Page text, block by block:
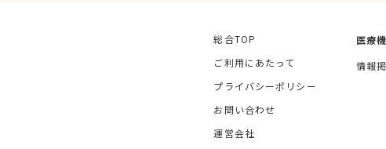
総合TOP
ご利用にあたって
プライバシーポリシー
お問い合わせ
運営会社
医療
情報